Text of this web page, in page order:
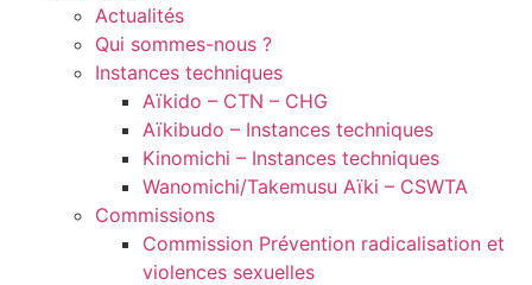
Actualités
Qui sommes-nous ?
Instances techniques
Aïkido – CTN – CHG
Aïkibudo – Instances techniques
Kinomichi – Instances techniques
Wanomichi/Takemusu Aïki – CSWTA
Commissions
Commission Prévention radicalisation et
violences sexuelles